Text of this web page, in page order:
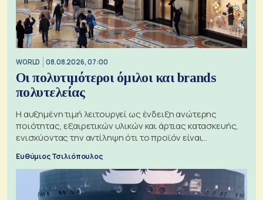
WORLD 08.08.2026, 07:00
Οι πολυτιμότεροι όμιλοι και brands
πολυτελείας
Η αυξημένη τιμή λειτουργεί ως ένδειξη ανώτερης
ποιότητας, εξαιρετικών υλικών και άρτιας κατασκευής,
ενισχύοντας την αντίληψη ότι το προϊόν είναι
Ευθύμιος Τσιλιόπουλος